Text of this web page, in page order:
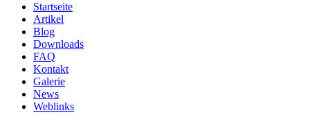
Startseite
Artikel
Blog
Downloads
FAQ
Kontakt
Galerie
News
Weblinks